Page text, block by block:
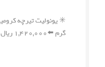
گرم ⬅️۱,۴۲۰,۰۰۰ ریال